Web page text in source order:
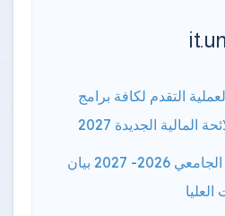
التقدم لكافة برامج
المالية الجديدة 2027
اللائحة المالية للعام الجامعي 2026- 2027 بيان